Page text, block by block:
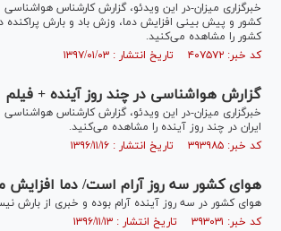
خبرگزاری میزان-در این ویدئو، گزارش کارشناس
کشور و پیش بینی افزایش دما، وزش باد و بارش پراکنده
کشور را مشاهده می‌کنید.
کد خبر: ۴۰۷۵۷۲ تاریخ انتشار : ۱۳۹۷/۰۱/۰۳
گزارش هواشناسی در چند روز آینده + فیلم
خبرگزاری میزان-در این ویدئو، گزارش کارشناس
ایران در چند روز آینده را مشاهده می‌کنید.
کد خبر: ۳۹۳۹۸۵ تاریخ انتشار : ۱۳۹۶/۱۱/۱۶
هوای کشور سه روز آرام است/ دما افزایش
هوای کشور در سه روز آینده آرام بوده و خبری از بارش
کد خبر: ۳۹۳۰۳۱ تاریخ انتشار : ۱۳۹۶/۱۱/۱۳